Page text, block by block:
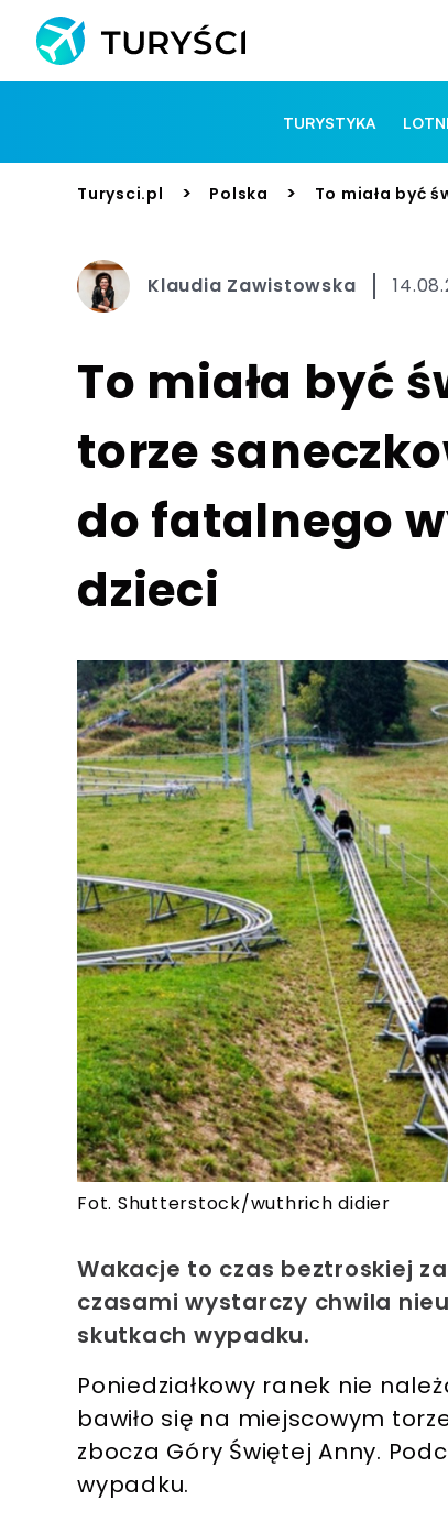
TURYSTYKA
Turysci.pl > Polska > To miała być
Klaudia Zawistowska
To miała być
torze
do fatalnego
dzieci
Fot. Shutterstock/wuthrich didier
Wakacje to czas beztroskiej
czasami wystarczy chwila
skutkach wypadku.
Poniedziałkowy ranek nie
bawiło się na miejscowym
zbocza Góry Świętej Anny.
wypadku.